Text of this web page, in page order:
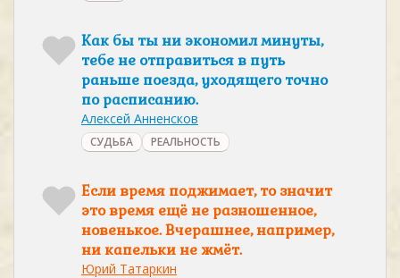
Как бы ты ни экономил минуты,
тебе не отправиться в путь
раньше поезда, уходящего точно
по расписанию.
Алексей Анненсков
СУДЬБА РЕАЛЬНОСТЬ
Если время поджимает, то значит
это время ещё не разношенное,
новенькое. Вчерашнее, например,
ни капельки не жмёт.
Юрий Татаркин